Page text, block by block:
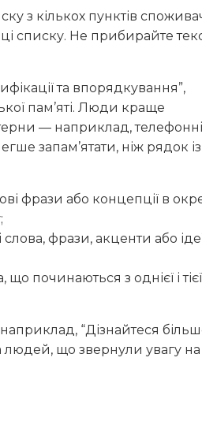
з кількох пунктів
списку. Не прибирайте
та впорядкування”,
пам’яті. Люди краще
— наприклад,
запам’ятати, ніж рядок
фрази або концепції в
фрази, акценти або ідеї
починаються з однієї і
“Дізнайтеся
що звернули увагу на